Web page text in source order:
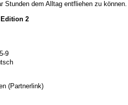
Stunden dem Alltag entfliehen zu
2
9
(Partnerlink)